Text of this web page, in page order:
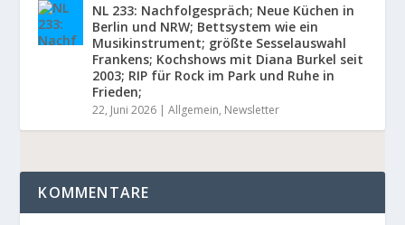
NL 233: Nachfolgespräch; Neue Küchen in
Berlin und NRW; Bettsystem wie ein
Musikinstrument; größte Sesselauswahl
Frankens; Kochshows mit Diana Burkel seit
2003; RIP für Rock im Park und Ruhe in
Frieden;
22, Juni 2026 |Allgemein, Newsletter
KOMMENTARE